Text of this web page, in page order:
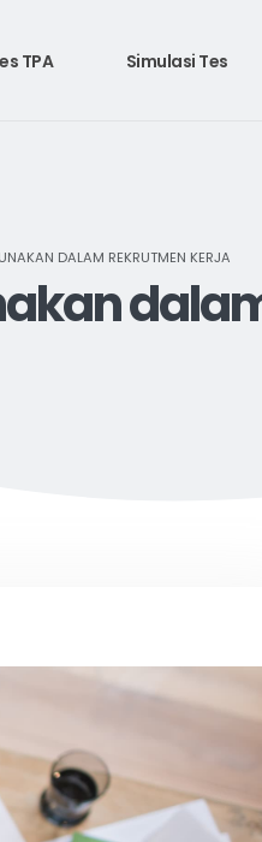
TPA Simulasi Tes
DALAM REKRUTMEN KERJA